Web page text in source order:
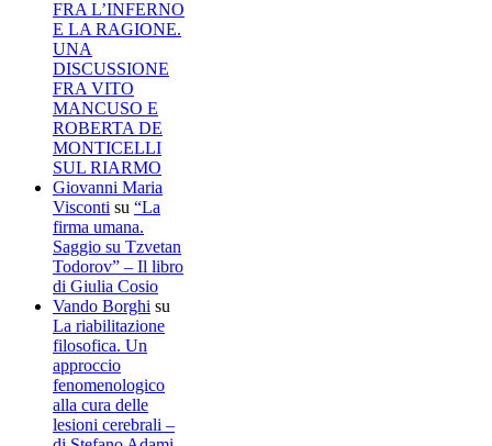
FRA L’INFERNO
E LA RAGIONE.
UNA
DISCUSSIONE
FRA VITO
MANCUSO E
ROBERTA DE
MONTICELLI
SUL RIARMO
Giovanni Maria
Visconti su “La
firma umana.
Saggio su Tzvetan
Todorov” – Il libro
di Giulia Cosio
Vando Borghi su
La riabilitazione
filosofica. Un
approccio
fenomenologico
alla cura delle
lesioni cerebrali –